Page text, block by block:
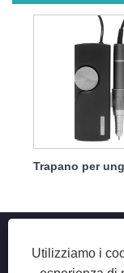
Utilizziamo i